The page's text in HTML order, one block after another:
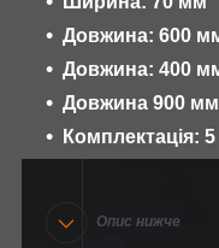
Довжина: 600
Довжина: 400
Довжина 900
Комплектація:
Опис нижче